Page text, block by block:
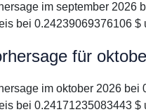
im september 2026
bei 0.24239069376106
für
im oktober 2026
bei 0.24171235083443